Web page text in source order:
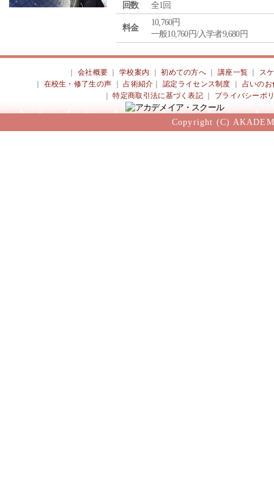
回数
全1回
料金
10,760円
一般10,760円/入学者9,680円
会社概要 ｜学校案内 ｜初めての方へ 講座一覧
ス
在校生・修了生の声 ｜占術紹介 ｜認定ライセンス制度
占いのお
｜特定商取引法に基づく表記 プライバシーポ
Copyright (C)